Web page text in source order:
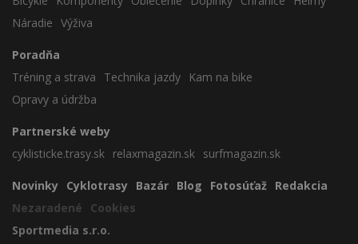
Náradie Výživa
Poradňa
Tréning a strava
Technika jazdy
Kam na bike
Opravy a údržba
Partnerské weby
cyklisticke.trasy.sk relaxmagazin.sk surfmagazin.sk
Novinky Cyklotrasy Bazár Blog Fotosúťaž Redakcia
Nezaradené
Cookies
Sportmedia s.r.o.